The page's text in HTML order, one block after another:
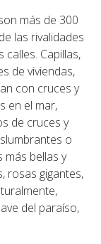
más de 300
las rivalidades
Capillas,
de viviendas,
con cruces y
en el mar,
de cruces y
o
bellas y
rosas gigantes,
del paraíso,